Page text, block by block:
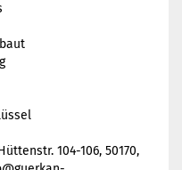
104-106, 50170,